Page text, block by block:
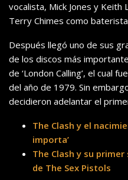
vocalista, Mick Jones y
Terry Chimes como
Después llegó uno de sus
de los discos más
de ‘London Calling’, el cual
del año de 1979. Sin
decidieron adelantar el
The Clash y el
importa’
The Clash y su
de The Sex Pistols